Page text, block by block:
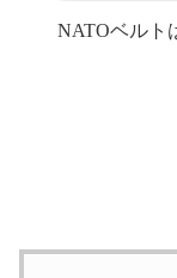
NATOベルト